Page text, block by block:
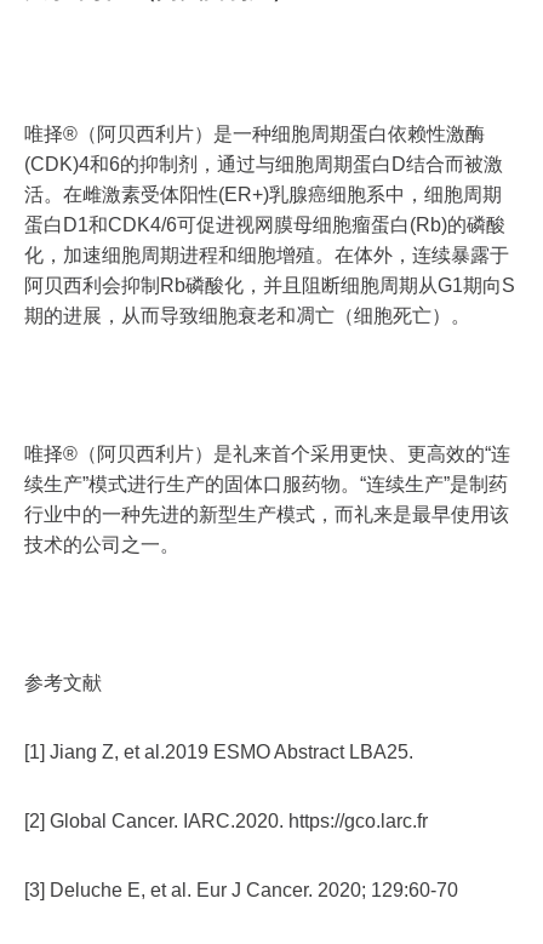
唯择®（阿贝西利片）是一种细胞周期蛋白依赖性激酶
(CDK)4和6的抑制剂，通过与细胞周期蛋白D结合而被激
活。在雌激素受体阳性(ER+)乳腺癌细胞系中，细胞周期
蛋白D1和CDK4/6可促进视网膜母细胞瘤蛋白(Rb)的磷酸
化，加速细胞周期进程和细胞增殖。在体外，连续暴露于
阿贝西利会抑制Rb磷酸化，并且阻断细胞周期从G1期向S
期的进展，从而导致细胞衰老和凋亡（细胞死亡）。
唯择®（阿贝西利片）是礼来首个采用更快、更高效的“连
续生产”模式进行生产的固体口服药物。“连续生产”是制药
行业中的一种先进的新型生产模式，而礼来是最早使用该
技术的公司之一。
参考文献
[1] Jiang Z, et al.2019 ESMO Abstract LBA25.
[2] Global Cancer. IARC.2020. https://gco.larc.fr
[3] Deluche E, et al. Eur J Cancer. 2020; 129:60-70